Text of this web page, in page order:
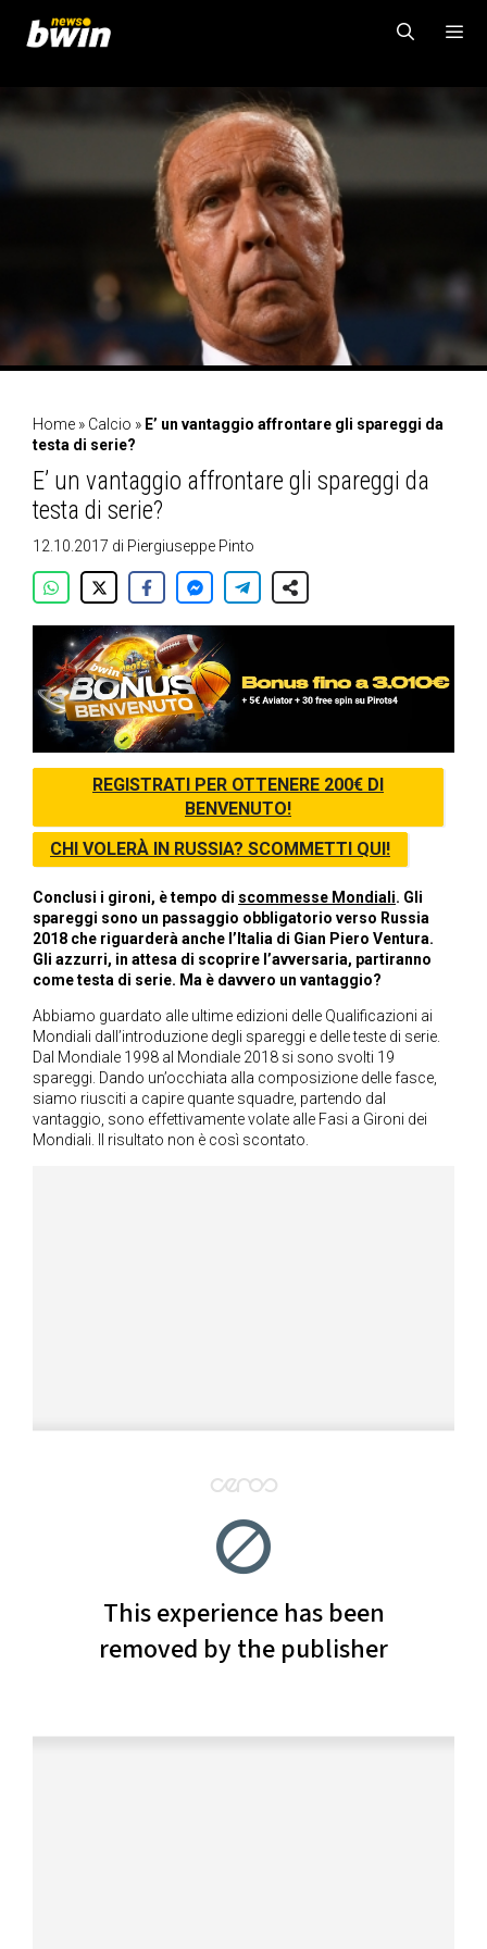
contenuto
Home » Calcio » E’ un vantaggio affrontare gli spareggi da
testa di serie?
E’ un vantaggio affrontare gli spareggi da
testa di serie?
12.10.2017 di Piergiuseppe Pinto
REGISTRATI PER OTTENERE 200€ DI
BENVENUTO!
CHI VOLERÀ IN RUSSIA? SCOMMETTI QUI!
Conclusi i gironi, è tempo di scommesse Mondiali. Gli
spareggi sono un passaggio obbligatorio verso Russia
2018 che riguarderà anche l’Italia di Gian Piero Ventura.
Gli azzurri, in attesa di scoprire l’avversaria, partiranno
come testa di serie. Ma è davvero un vantaggio?
Abbiamo guardato alle ultime edizioni delle Qualificazioni ai
Mondiali dall’introduzione degli spareggi e delle teste di serie.
Dal Mondiale 1998 al Mondiale 2018 si sono svolti 19
spareggi. Dando un’occhiata alla composizione delle fasce,
siamo riusciti a capire quante squadre, partendo dal
vantaggio, sono effettivamente volate alle Fasi a Gironi dei
Mondiali. Il risultato non è così scontato.